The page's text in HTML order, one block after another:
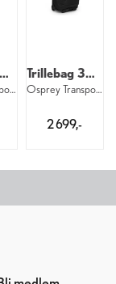
90 liter
Osprey Transporter Wheel Duffel 90 1073
Trillebag 38 liter
Osprey Transporter Wheel CarryOn 38 1073
2 699,-